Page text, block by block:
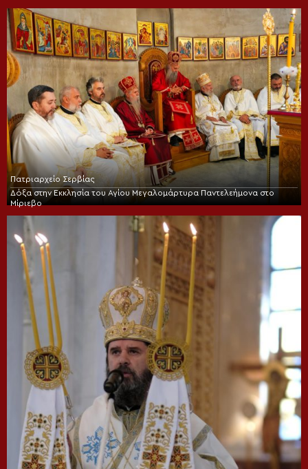
Πατριαρχείο Σερβίας
Δόξα στην Εκκλησία του Αγίου Μεγαλομάρτυρα Παντελεήμονα στο
Μίριεβο